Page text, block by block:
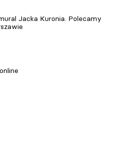
Jacka Kuronia. Polecamy